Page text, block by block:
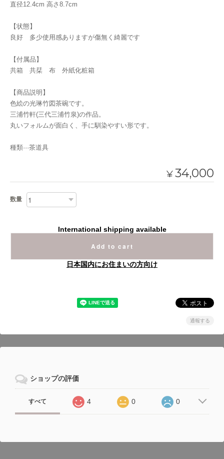
直径12.4cm 高さ8.7cm
【状態】
良好 多少使用感ありますが傷無く綺麗です
【付属品】
共箱 共栞 布 外紙化粧箱
【商品説明】
色絵の光琳竹図茶碗です。
三浦竹軒(三代三浦竹泉)の作品。
丸いフォルムが面白く、手に馴染やすい形です。
種類···茶道具
¥34,000
数量
International shipping available
Add to cart
日本国内にお住まいの方向け
通報する
ショップの評価
すべて 4 0 0